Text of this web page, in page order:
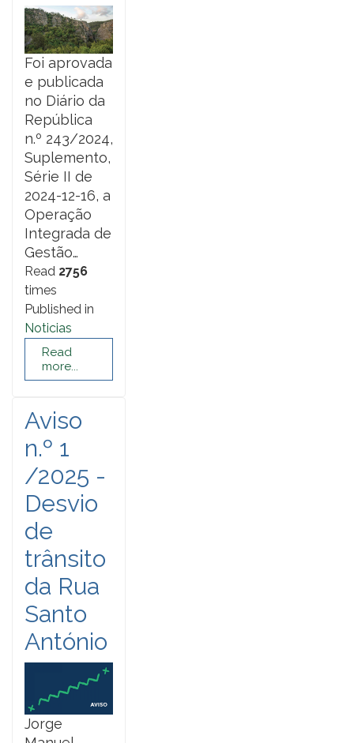
Foi aprovada
e publicada
no Diário da
República
n.º 243/2024,
Suplemento,
Série II de
2024-12-16, a
Operação
Integrada de
Gestão…
Read 2756
times
Published in
Noticias
Read
more...
Aviso
n.º 1
/2025 -
Desvio
de
trânsito
da Rua
Santo
António
Jorge